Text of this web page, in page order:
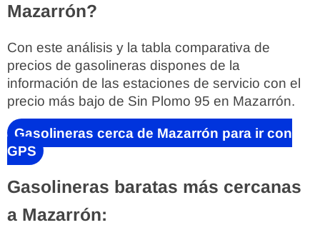
Mazarrón?
Con este análisis y la tabla comparativa de
precios de gasolineras dispones de la
información de las estaciones de servicio con el
precio más bajo de Sin Plomo 95 en Mazarrón.
Gasolineras cerca de Mazarrón para ir con
GPS
Gasolineras baratas más cercanas
a Mazarrón: